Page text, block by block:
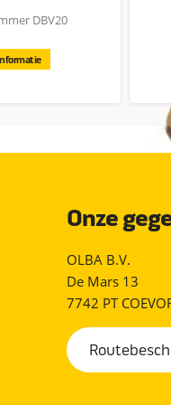
DBV20
Onze
OLBA B.V.
De Mars 13
7742 PT